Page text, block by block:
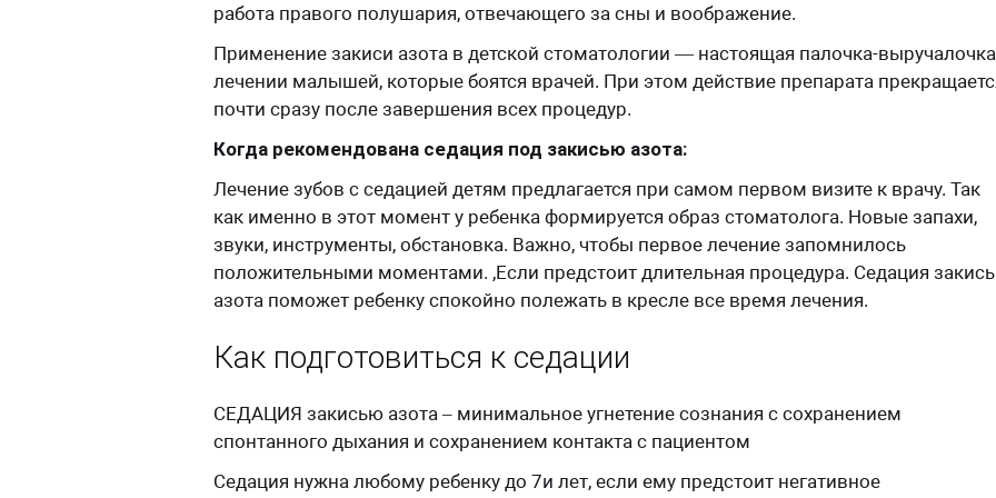
работа правого полушария, отвечающего за сны и воображение.
Применение закиси азота в детской стоматологии — настоящая палочка-
лечении малышей, которые боятся врачей. При этом действие препарата
почти сразу после завершения всех процедур.
Когда рекомендована седация под закисью азота:
Лечение зубов с седацией детям предлагается при самом первом визите к врачу. Так
как именно в этот момент у ребенка формируется образ стоматолога. Новые запахи,
звуки, инструменты, обстановка. Важно, чтобы первое лечение запомнилось
положительными моментами. ,Если предстоит длительная процедура. Седация
азота поможет ребенку спокойно полежать в кресле все время лечения.
Как подготовиться к седации
СЕДАЦИЯ закисью азота – минимальное угнетение сознания с сохранением
спонтанного дыхания и сохранением контакта с пациентом
Седация нужна любому ребенку до 7и лет, если ему предстоит негативное